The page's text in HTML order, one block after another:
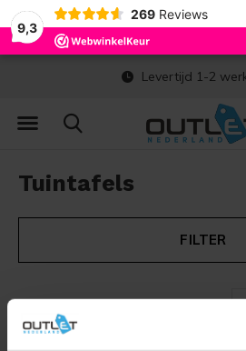
9,3
269 Reviews
Levertijd 1-2
Tuintafels
FILTER